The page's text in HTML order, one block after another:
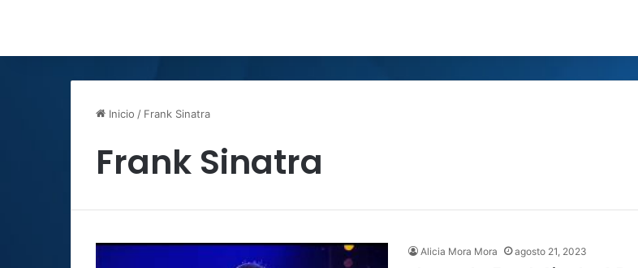
Inicio / Frank Sinatra
Frank Sinatra
Alicia Mora Mora agosto 21, 2023